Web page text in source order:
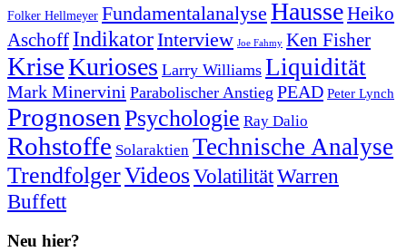
Folker Hellmeyer Fundamentalanalyse HausseHeiko
Aschoff IndikatorInterview Joe Fahmy Ken Fisher
KriseKurioses Larry Williams Liquidität
Mark Minervini Parabolischer Anstieg PEAD Peter Lynch
Prognosen Psychologie Ray Dalio
Rohstoffe Solaraktien Technische Analyse
TrendfolgerVideosVolatilitätWarren
Buffett
Neu hier?